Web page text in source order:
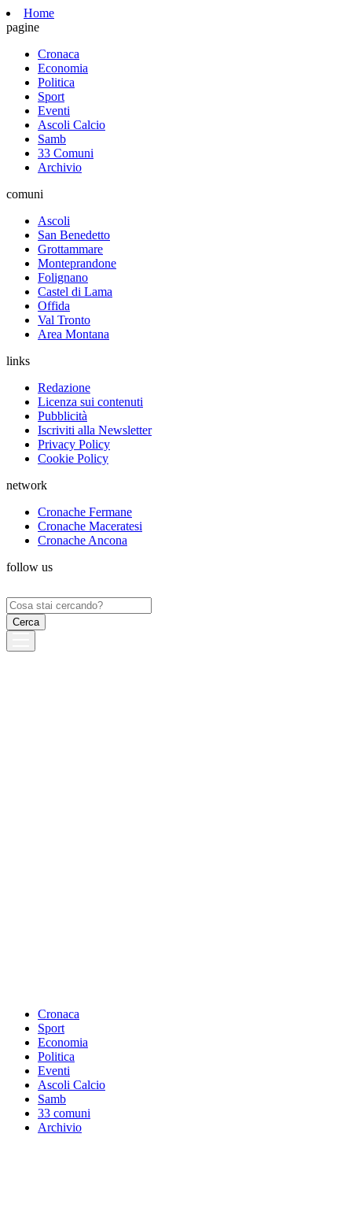
Home
pagine
Cronaca
Economia
Politica
Sport
Eventi
Ascoli Calcio
Samb
33 Comuni
Archivio
comuni
Ascoli
San Benedetto
Grottammare
Monteprandone
Folignano
Castel di Lama
Offida
Val Tronto
Area Montana
links
Redazione
Licenza sui contenuti
Pubblicità
Iscriviti alla Newsletter
Privacy Policy
Cookie Policy
network
Cronache Fermane
Cronache Maceratesi
Cronache Ancona
follow us
Ricerca
per:
Cronaca
Sport
Economia
Politica
Eventi
Ascoli Calcio
Samb
33 comuni
Archivio